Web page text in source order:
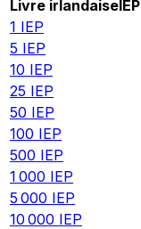
Livre irlandaiseIEP
1 IEP
5 IEP
10 IEP
25 IEP
50 IEP
100 IEP
500 IEP
1 000 IEP
5 000 IEP
10 000 IEP